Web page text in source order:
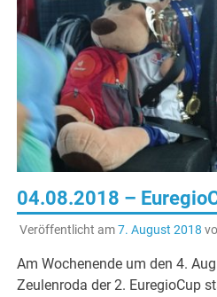
04.08.2018 –
Veröffentlicht am7. August 2018
Am Wochenende um den 4.
Zeulenroda der 2. EuregioCup